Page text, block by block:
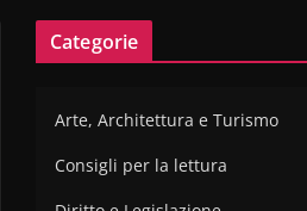
Categorie
Arte, Architettura e Turismo
Consigli per la lettura